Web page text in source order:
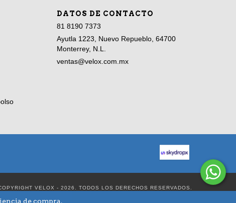
de compra.
DATOS DE CONTACTO
81 8190 7373
Ayutla 1223, Nuevo Repueblo, 64700
Monterrey, N.L.
ventas@velox.com.mx
VELOX - 2026. TODOS LOS DERECHOS RESERVADOS.